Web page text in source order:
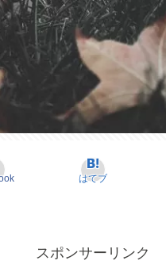
はてブ
スポンサーリンク